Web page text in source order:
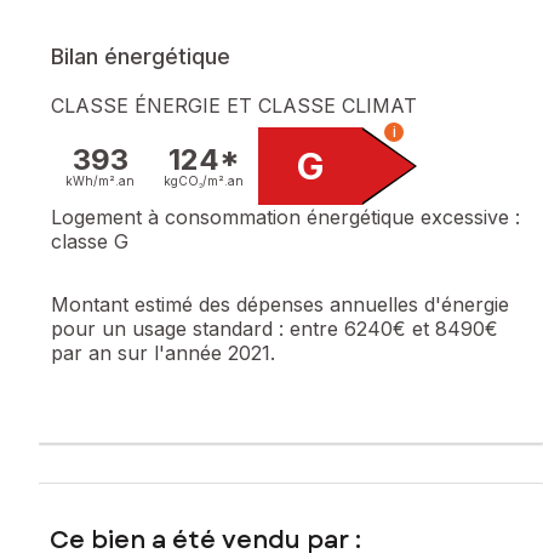
Bilan énergétique
CLASSE ÉNERGIE ET CLASSE CLIMAT
393
kWh/m². an
124*
kgCO₂/m². an G
i
Logement à consommation énergétique excessive :
classe G
Montant estimé des dépenses annuelles d'énergie
pour un usage standard : entre 6240€ et 8490€
par an sur l'année 2021.
Ce bien a été vendu par :